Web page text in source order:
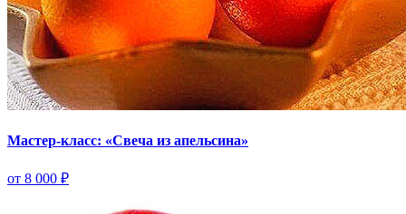
Мастер-класс: «Свеча из апельсина»
от 8 000 ₽